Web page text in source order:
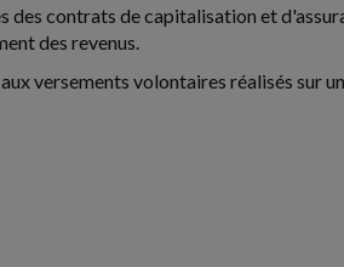
contrats de capitalisation et
des revenus.
versements volontaires réalisés sur